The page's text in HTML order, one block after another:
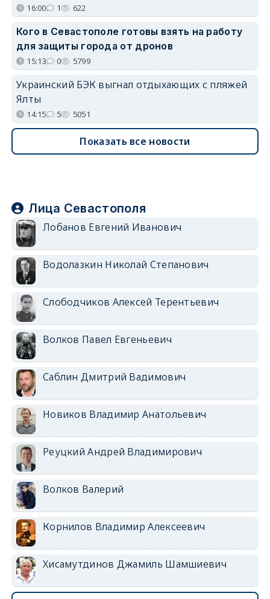
16:00 1 622
Кого в Севастополе готовы взять на работу
для защиты города от дронов
15:13 0 5799
Украинский БЭК выгнал отдыхающих с пляжей
Ялты
14:15 5 5051
Показать все новости
Лица Севастополя
Лобанов Евгений Иванович
Водолазкин Николай Степанович
Слободчиков Алексей Терентьевич
Волков Павел Евгеньевич
Саблин Дмитрий Вадимович
Новиков Владимир Анатольевич
Реуцкий Андрей Владимирович
Волков Валерий
Корнилов Владимир Алексеевич
Хисамутдинов Джамиль Шамшиевич